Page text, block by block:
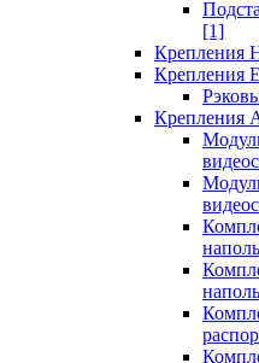
[1]
Крепления
Крепления
Крепления